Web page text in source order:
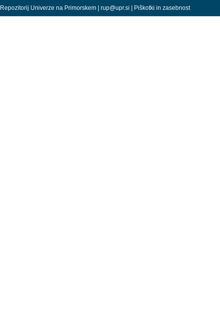
Repozitorij Univerze na Primorskem | rup@upr.si | Piškotki in zasebnost